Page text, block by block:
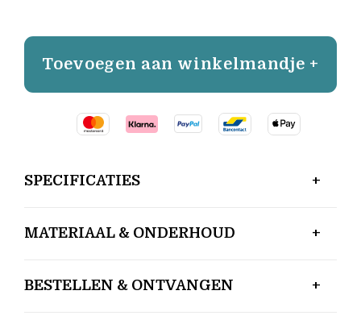
Toevoegen aan winkelmandje +
SPECIFICATIES
MATERIAAL & ONDERHOUD
BESTELLEN & ONTVANGEN